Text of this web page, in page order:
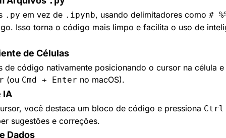
.py em vez de .ipynb, usando delimitadores como #
Isso torna o código mais limpo e facilita o uso de
de Células
(ou Cmd + Enter no macOS).
IA
você destaca um bloco de código e pressiona Ctrl
sugestões e correções.
Dados